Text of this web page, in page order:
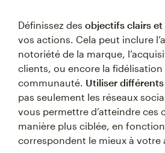
Définissez des objectifs clairs et
vos actions. Cela peut inclure
notoriété de la marque,
clients, ou encore la
communauté. Utiliser
pas seulement les réseaux
vous permettre d’atteindre ces
manière plus ciblée, en
correspondent le mieux à votre